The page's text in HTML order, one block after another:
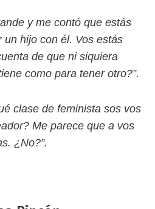
y me contó que estás
hijo con él. Vos estás
de que ni siquiera
como para tener otro?”.
clase de feminista sos vos
Me parece que a vos
¿No?”.